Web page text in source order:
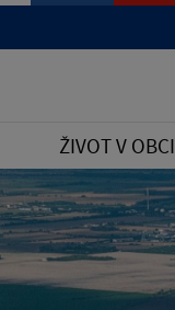
ŽIVOT V OBCI